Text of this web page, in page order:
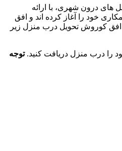
و نقل های درون شهری، با ارائه
خود را آغاز کرده اند و افق
افق کوروش تحویل درب منزل زیر
توجه